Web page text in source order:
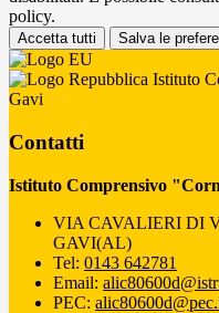
policy.
Accetta tutti Salva le
Istituto
Gavi
Contatti
Istituto Comprensivo
VIA CAVALIERI DI
GAVI(AL)
Tel: 0143 642781
Email:
PEC: